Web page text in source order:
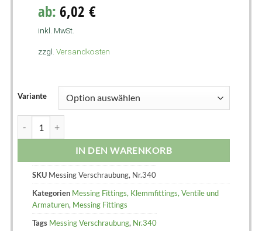
ab: 6,02 €
inkl. MwSt.
zzgl. Versandkosten
Variante
IN DEN WARENKORB
SKU Messing Verschraubung, Nr.340
Kategorien Messing Fittings, Klemmfittings, Ventile und
Armaturen, Messing Fittings
Tags Messing Verschraubung, Nr.340